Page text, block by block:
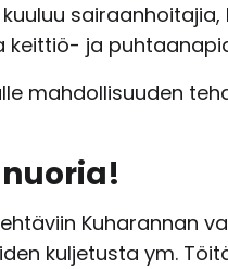
sairaanhoitajia,
keittiö- ja
mahdollisuuden
Kuharannan
kuljetusta ym.